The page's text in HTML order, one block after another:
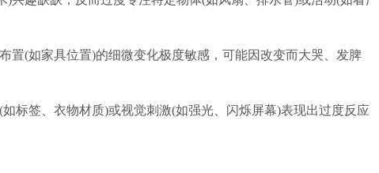
置(如家具位置)的细微变化极度敏感，可能因改变而大哭、发脾
标签、衣物材质)或视觉刺激(如强光、闪烁屏幕)表现出过度反应